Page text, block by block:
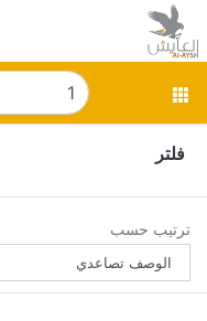
فلتر
ترتيب حسب